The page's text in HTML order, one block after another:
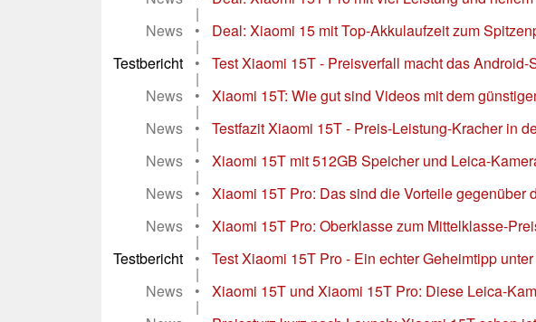
|
News
• Deal: Xiaomi 15 mit Top-Akkulaufzeit zum
|
Testbericht
• Test Xiaomi 15T - Preisverfall macht das
|
News
• Xiaomi 15T: Wie gut sind Videos mit dem
|
News
• Testfazit Xiaomi 15T - Preis-Leistung-Kracher in
|
News
• Xiaomi 15T mit 512GB Speicher und Leica-
|
News
• Xiaomi 15T Pro: Das sind die Vorteile gegenüber
|
News
• Xiaomi 15T Pro: Oberklasse zum Mittelklasse-
|
Testbericht
• Test Xiaomi 15T Pro - Ein echter Geheimtipp
|
News
• Xiaomi 15T und Xiaomi 15T Pro: Diese Leica-
|